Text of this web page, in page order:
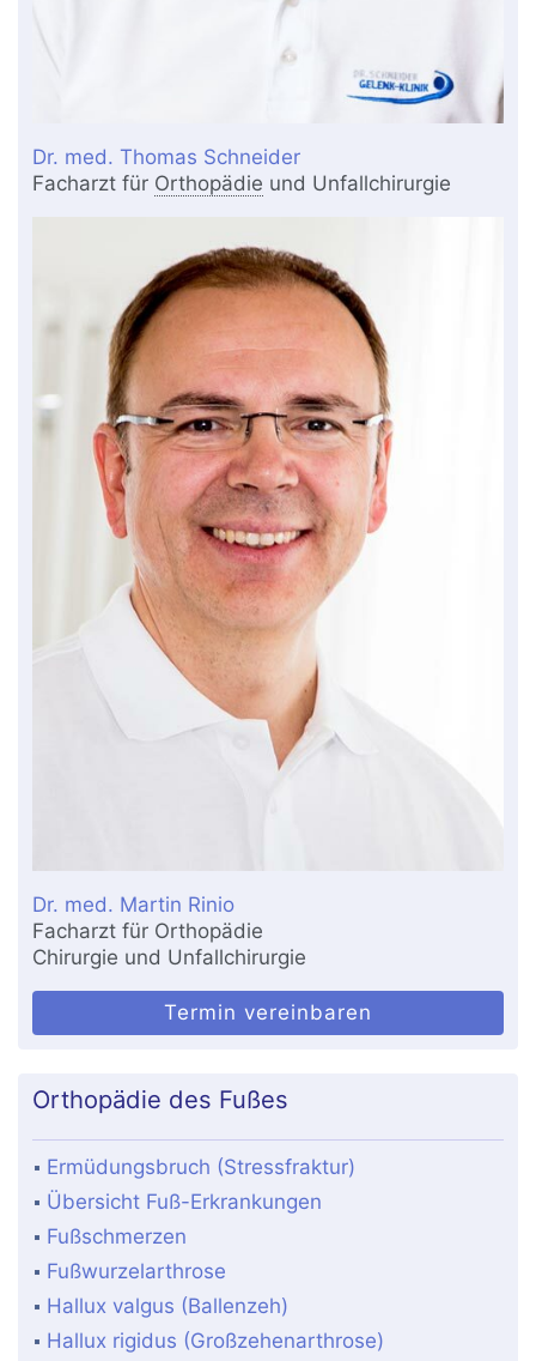
Dr. med. Thomas Schneider
Facharzt für Orthopädie und Unfallchirurgie
Dr. med. Martin Rinio
Facharzt für Orthopädie
Chirurgie und Unfallchirurgie
Termin vereinbaren
Orthopädie des Fußes
Ermüdungsbruch (Stressfraktur)
Übersicht Fuß-Erkrankungen
Fußschmerzen
Fußwurzelarthrose
Hallux valgus (Ballenzeh)
Hallux rigidus (Großzehenarthrose)